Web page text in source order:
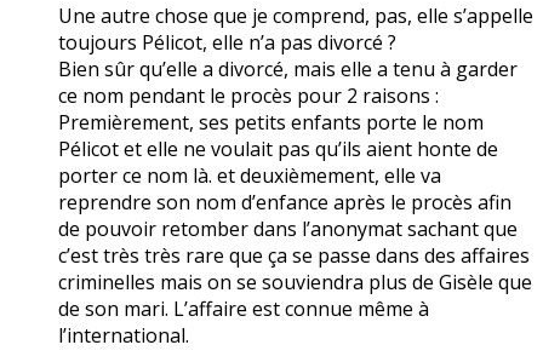
Une autre chose que je comprend, pas, elle s’appelle
toujours Pélicot, elle n’a pas divorcé ?
Bien sûr qu’elle a divorcé, mais elle a tenu à garder
ce nom pendant le procès pour 2 raisons :
Premièrement, ses petits enfants porte le nom
Pélicot et elle ne voulait pas qu’ils aient honte de
porter ce nom là. et deuxièmement, elle va
reprendre son nom d’enfance après le procès afin
de pouvoir retomber dans l’anonymat sachant que
c’est très très rare que ça se passe dans des affaires
criminelles mais on se souviendra plus de Gisèle que
de son mari. L’affaire est connue même à
l’international.